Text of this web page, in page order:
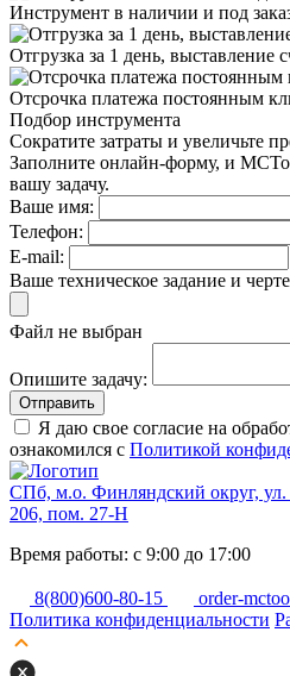
Инструмент в наличии и под
Отгрузка за 1 день, выставление
Отсрочка платежа постоянным
Подбор инструмента
Сократите затраты и увеличьте
Заполните онлайн-форму, и
вашу задачу.
Ваше имя:
Телефон:
E-mail:
Ваше техническое задание и
Файл не выбран
Опишите задачу:
Отправить
Я даю свое согласие на
ознакомился с Политикой
СПб, м.о. Финляндский округ,
206, пом. 27-Н
Время работы: с 9:00 до 17:00
8(800)600-80-15
order-
Политика конфиденциальности